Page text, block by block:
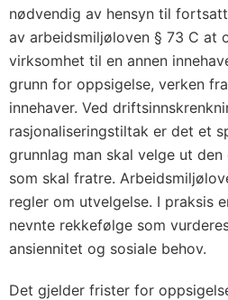
nødvendig av hensyn til
av arbeidsmiljøloven § 73 C at
virksomhet til en annen
grunn for oppsigelse, verken
innehaver. Ved
rasjonaliseringstiltak er det et
grunnlag man skal velge ut
som skal fratre.
regler om utvelgelse. I praksis
nevnte rekkefølge som
ansiennitet og sosiale behov.
Det gjelder frister for